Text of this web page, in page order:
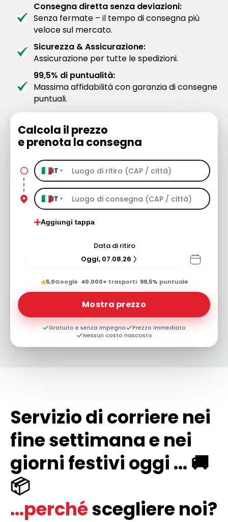
Consegna diretta senza deviazioni:
Senza fermate – il tempo di consegna più
veloce sul mercato.
Sicurezza & Assicurazione:
Assicurazione per tutte le spedizioni.
99,5% di puntualità:
Massima affidabilità con garanzia di consegne
puntuali.
Calcola il prezzo
e prenota la consegna
IT
IT
Aggiungi tappa
Data di ritiro
Oggi, 07.08.26
★5,0Google· 40.000+ trasporti· 99,5% puntuale
Mostra prezzo
Gratuito e senza impegno
Prezzo immediato
Nessun costo nascosto
Servizio di corriere nei
fine settimana e nei
giorni festivi oggi ... 🚚
📦
...perchéscegliere noi?